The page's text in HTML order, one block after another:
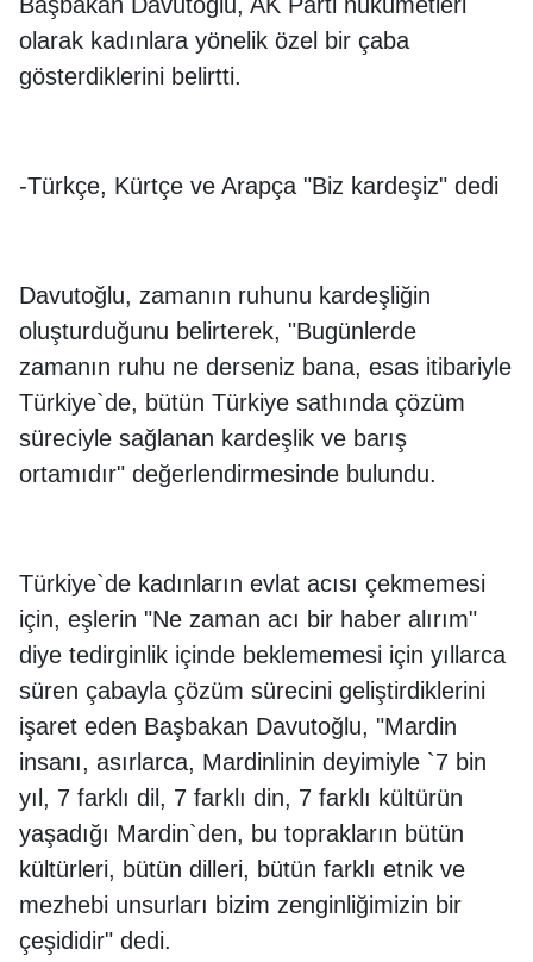
olarak kadınlara yönelik özel bir çaba
gösterdiklerini belirtti.
-Türkçe, Kürtçe ve Arapça "Biz kardeşiz" dedi
Davutoğlu, zamanın ruhunu kardeşliğin
oluşturduğunu belirterek, "Bugünlerde
zamanın ruhu ne derseniz bana, esas itibariyle
Türkiye`de, bütün Türkiye sathında çözüm
süreciyle sağlanan kardeşlik ve barış
ortamıdır" değerlendirmesinde bulundu.
Türkiye`de kadınların evlat acısı çekmemesi
için, eşlerin "Ne zaman acı bir haber alırım"
diye tedirginlik içinde beklememesi için yıllarca
süren çabayla çözüm sürecini geliştirdiklerini
işaret eden Başbakan Davutoğlu, "Mardin
insanı, asırlarca, Mardinlinin deyimiyle `7 bin
yıl, 7 farklı dil, 7 farklı din, 7 farklı kültürün
yaşadığı Mardin`den, bu toprakların bütün
kültürleri, bütün dilleri, bütün farklı etnik ve
mezhebi unsurları bizim zenginliğimizin bir
çeşididir" dedi.